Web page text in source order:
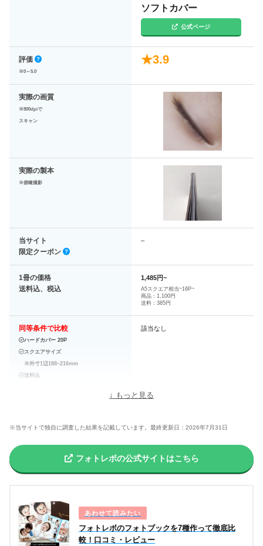
ソフトカバー
公式ページ
評価
※0～5.0
★3.9
実際の画質
※800dpiで
スキャン
実際の製本
※俯瞰撮影
当サイト
限定クーポン
–
1冊の価格
送料込、税込
1,485円~
A5スクエア相当~16P~
商品：1,100円
送料：385円
同等条件で比較
ハードカバー 20P
スクエアサイズ
※外寸1辺188~216mm
送料込
該当なし
本文
（インクジェット）
カバー（表紙）
製本
ソフトカバー
（PUR製本）
紙質
↓ もっと見る
※当サイトで独自に調査した結果を記載しています。最終更新日：2026年7月31日
フォトレボの公式サイトはこちら
フォトレボのフォトブックを7種作って徹底比
較！口コミ・レビュー